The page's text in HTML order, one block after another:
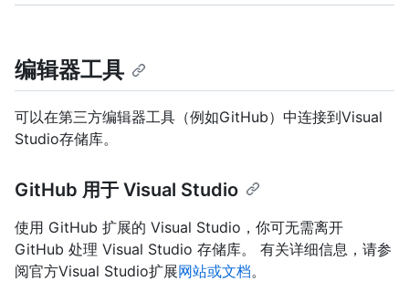
编辑器工具
可以在第三方编辑器工具（例如GitHub）中连接到Visual
Studio存储库。
GitHub 用于 Visual Studio
使用 GitHub 扩展的 Visual Studio，你可无需离开
GitHub 处理 Visual Studio 存储库。 有关详细信息，请参
阅官方Visual Studio扩展网站或文档。